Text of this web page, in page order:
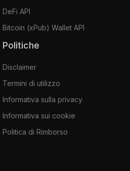
DeFi API
Bitcoin (xPub) Wallet API
Politiche
Disclaimer
Termini di utilizzo
Informativa sulla privacy
Informativa sui cookie
Politica di Rimborso